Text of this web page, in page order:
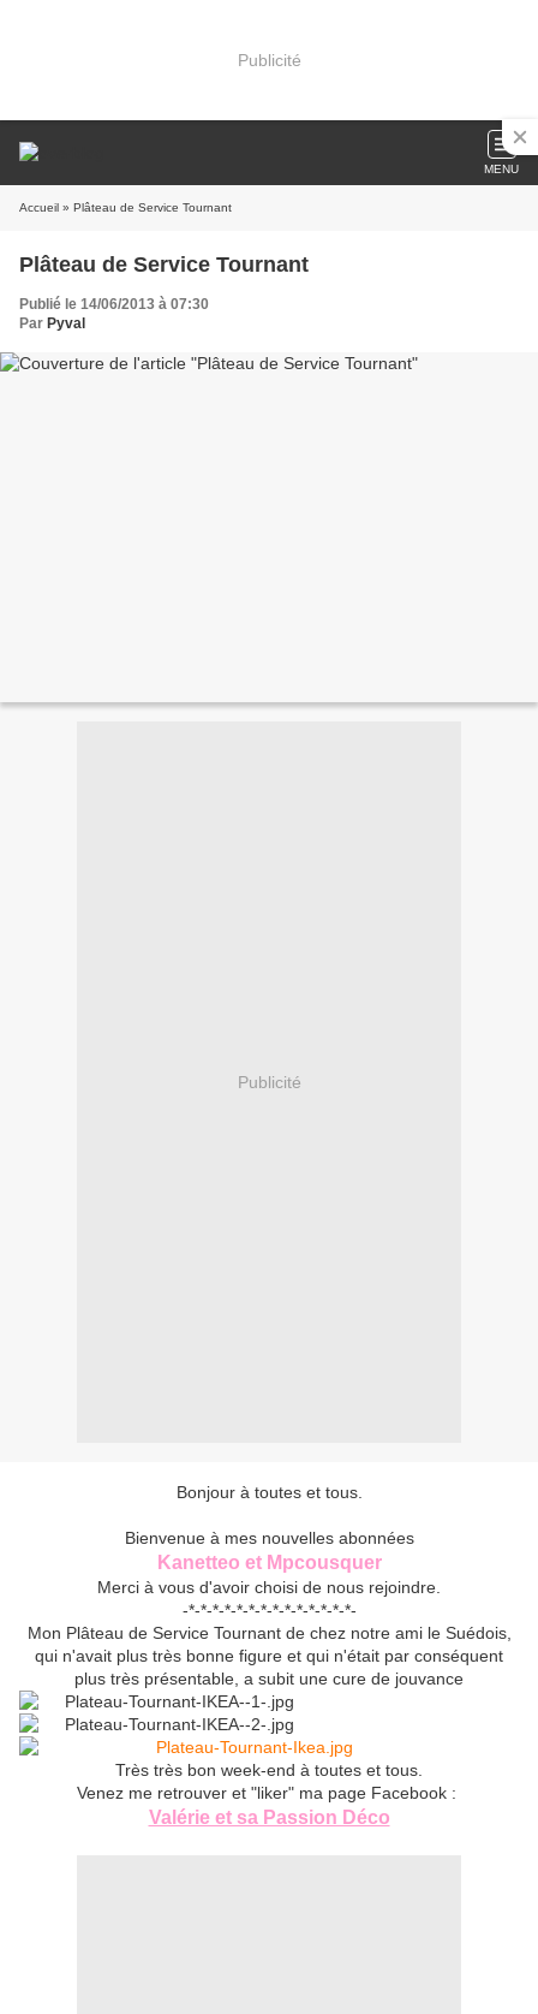
Publicité
MENU
Accueil » Plâteau de Service Tournant
Plâteau de Service Tournant
Publié le 14/06/2013 à 07:30
Par Pyval
Publicité
Bonjour à toutes et tous.
Bienvenue à mes nouvelles abonnées
Kanetteo et Mpcousquer
Merci à vous d'avoir choisi de nous rejoindre.
-*-*-*-*-*-*-*-*-*-*-*-*-*-*-
Mon Plâteau de Service Tournant de chez notre ami le Suédois,
qui n'avait plus très bonne figure et qui n'était par conséquent
plus très présentable, a subit une cure de jouvance
Très très bon week-end à toutes et tous.
Venez me retrouver et "liker" ma page Facebook :
Valérie et sa Passion Déco